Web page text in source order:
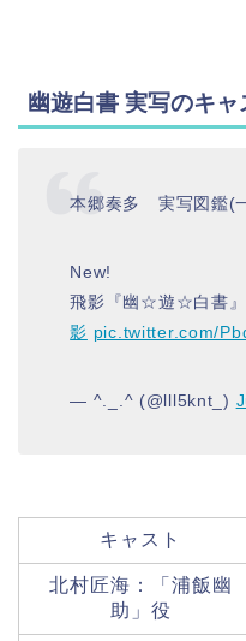
幽遊白書 実写のキャ
本郷奏多 実写図鑑(
New!
飛影『幽☆遊☆白書』
影 pic.twitter.com/
— ^._.^ (@lll5knt_)
キャスト
北村匠海：「浦飯幽
助」役